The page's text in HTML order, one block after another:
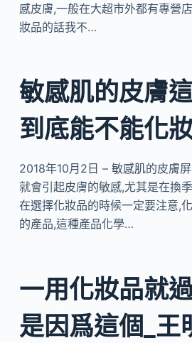
感皮膚,一般在大超市外都有專營
妝品的話我不…
敏感肌的皮膚
到底能不能化
2018年10月2日 – 敏感肌的皮膚
就會引起皮膚的敏感,尤其是在換
在選擇化妝品的時候一定要注意,
的產品,這種產品化學…
一用化妝品就
是因爲這個_王